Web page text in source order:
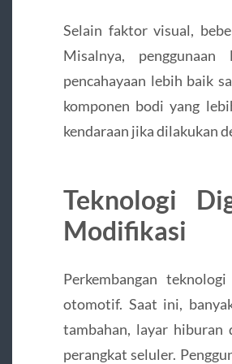
Selain faktor visual,
Misalnya,
pencahayaan lebih baik
komponen bodi yang
kendaraan jika dilakukan
Teknologi
Modifikasi
Perkembangan
otomotif. Saat ini,
tambahan, layar hiburan
perangkat seluler.